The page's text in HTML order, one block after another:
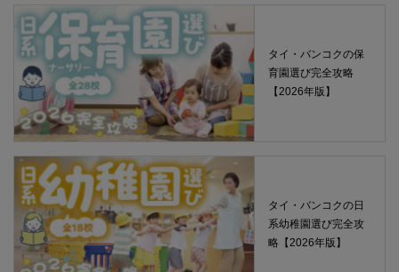
タイ・バンコクの保
育園選び完全攻略
【2026年版】
タイ・バンコクの日
系幼稚園選び完全攻
略【2026年版】